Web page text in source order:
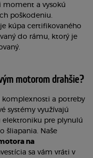
moment a vysokú
poškodeniu.
kúpa certifikovaného
do rámu, ktorý je
motorom drahšie?
komplexnosti a potreby
systémy využívajú
elektroniku pre plynulú
šliapania. Naše
na
sa vám vráti v